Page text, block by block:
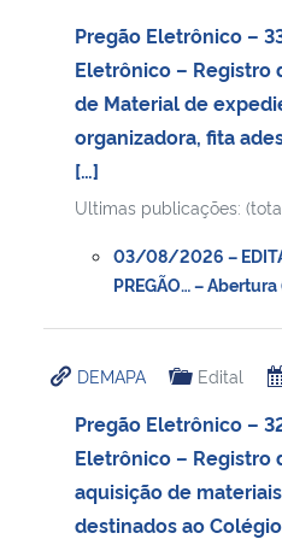
Pregão Eletrônico –
Eletrônico – Registro
de Material de
organizadora, fita
[…]
Ultimas publicações:
03/08/2026 –
PREGÃO… – Abertura
DEMAPA Edital
Pregão Eletrônico –
Eletrônico – Registro
aquisição de
destinados ao